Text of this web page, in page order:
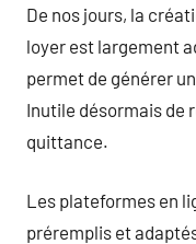
De nos jours, la
loyer est largement
permet de générer
Inutile désormais de
quittance.
Les plateformes en
préremplis et